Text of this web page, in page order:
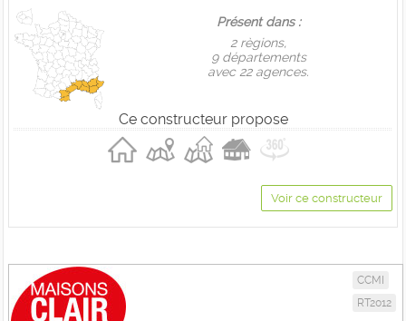
Présent dans :
2 règions,
9 départements
avec 22 agences.
Ce constructeur propose
Voir ce constructeur
CCMI
RT2012